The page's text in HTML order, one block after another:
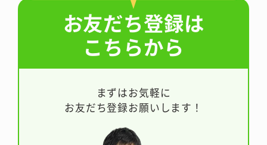
お友だち登録は
こちらから
まずはお気軽に
お友だち登録お願いします！